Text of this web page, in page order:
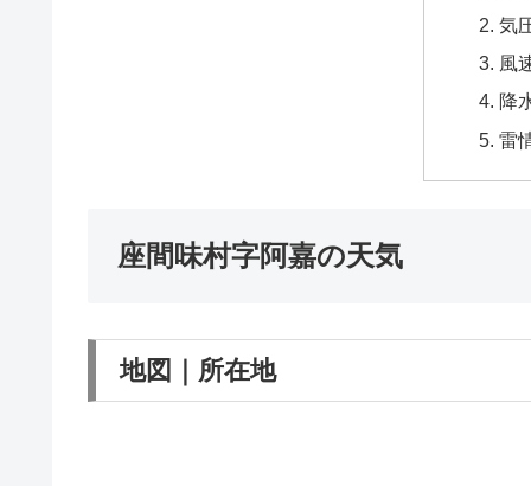
気
風
降
雷
座間味村字阿嘉の天気
地図｜所在地